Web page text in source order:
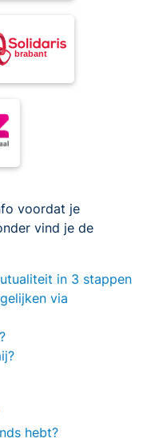
voordat je
vind je de
in 3 stappen
via
hebt?